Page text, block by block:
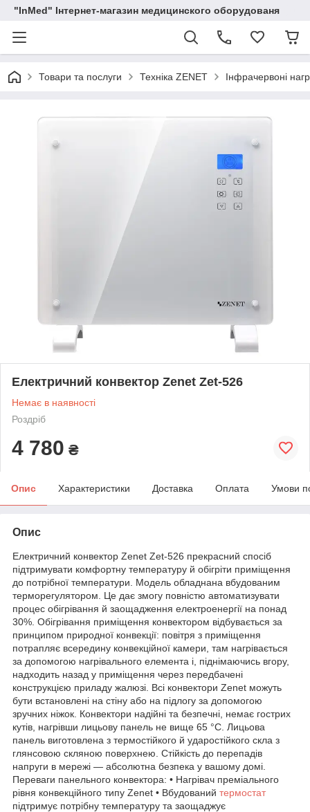
"InMed" Інтернет-магазин медицинского оборудованя
Товари та послуги Техніка ZENET Інфрачервоні
Електричний конвектор Zenet Zet-526
Немає в наявності
Роздріб
4 780 ₴
Опис Характеристики Доставка Оплата Умови
Опис
Електричний конвектор Zenet Zet-526 прекрасний спосіб
підтримувати комфортну температуру й обігріти приміщення
до потрібної температури. Модель обладнана вбудованим
терморегулятором. Це дає змогу повністю автоматизувати
процес обігрівання й заощадження електроенергії на понад
30%. Обігрівання приміщення конвектором відбувається за
принципом природної конвекції: повітря з приміщення
потрапляє всередину конвекційної камери, там нагрівається
за допомогою нагрівального елемента і, піднімаючись вгору,
надходить назад у приміщення через передбачені
конструкцією приладу жалюзі. Всі конвектори Zenet можуть
бути встановлені на стіну або на підлогу за допомогою
зручних ніжок. Конвектори надійні та безпечні, немає гострих
кутів, нагрівши лицьову панель не вище 65 °C. Лицьова
панель виготовлена з термостійкого й ударостійкого скла з
глянсовою скляною поверхнею. Стійкість до перепадів
напруги в мережі — абсолютна безпека у вашому домі.
Переваги панельного конвектора: • Нагрівач преміального
рівня конвекційного типу Zenet • Вбудований термостат
підтримує потрібну температуру та заощаджує